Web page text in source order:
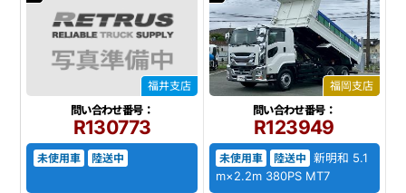
福井支店
問い合わせ番号：
R130773
未使用車 陸送中
福岡支店
問い合わせ番号：
R123949
未使用車 陸送中 新明和 5.1
m×2.2m 380PS MT7